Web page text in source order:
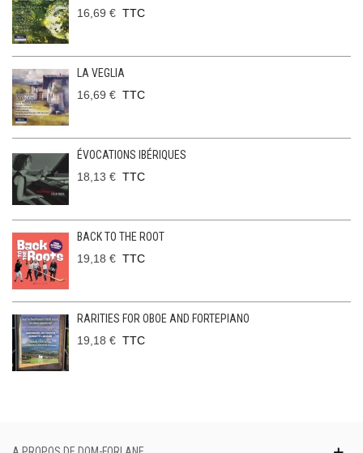
16,69 € TTC
LA VEGLIA
16,69 € TTC
ÉVOCATIONS IBÉRIQUES
18,13 € TTC
BACK TO THE ROOT
19,18 € TTC
RARITIES FOR OBOE AND FORTEPIANO
19,18 € TTC